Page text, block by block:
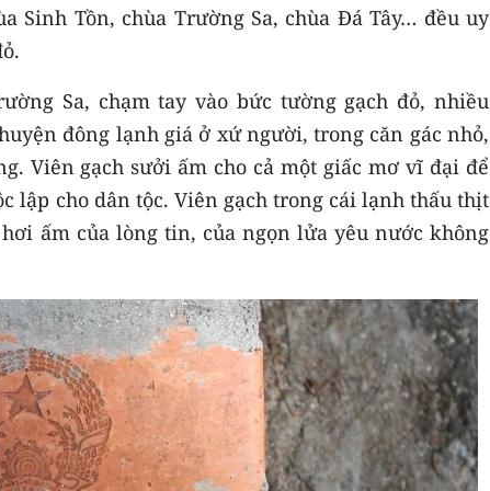
Sinh Tồn, chùa Trường Sa, chùa Đá Tây… đều uy
Sa, chạm tay vào bức tường gạch đỏ, nhiều
đông lạnh giá ở xứ người, trong căn gác nhỏ,
Viên gạch sưởi ấm cho cả một giấc mơ vĩ đại để
lập cho dân tộc. Viên gạch trong cái lạnh thấu thịt
ấm của lòng tin, của ngọn lửa yêu nước không